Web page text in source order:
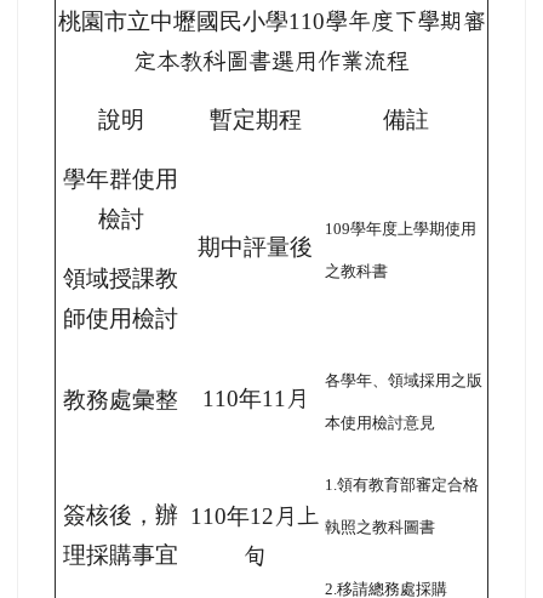
桃園市立中壢國民小學110學年度下學期審
定本教科圖書選用作業流程
說明 暫定期程 備註
學年群使用
檢討
領域授課教
師使用檢討
期中評量後
109學年度上學期使用
之教科書
教務處彙整 110年11 月
各學年、領域採用之版
本使用檢討意見
簽核後，辦
理採購事宜
110年12 月上
旬
1.領有教育部審定合格
執照之教科圖書
2.移請總務處採購